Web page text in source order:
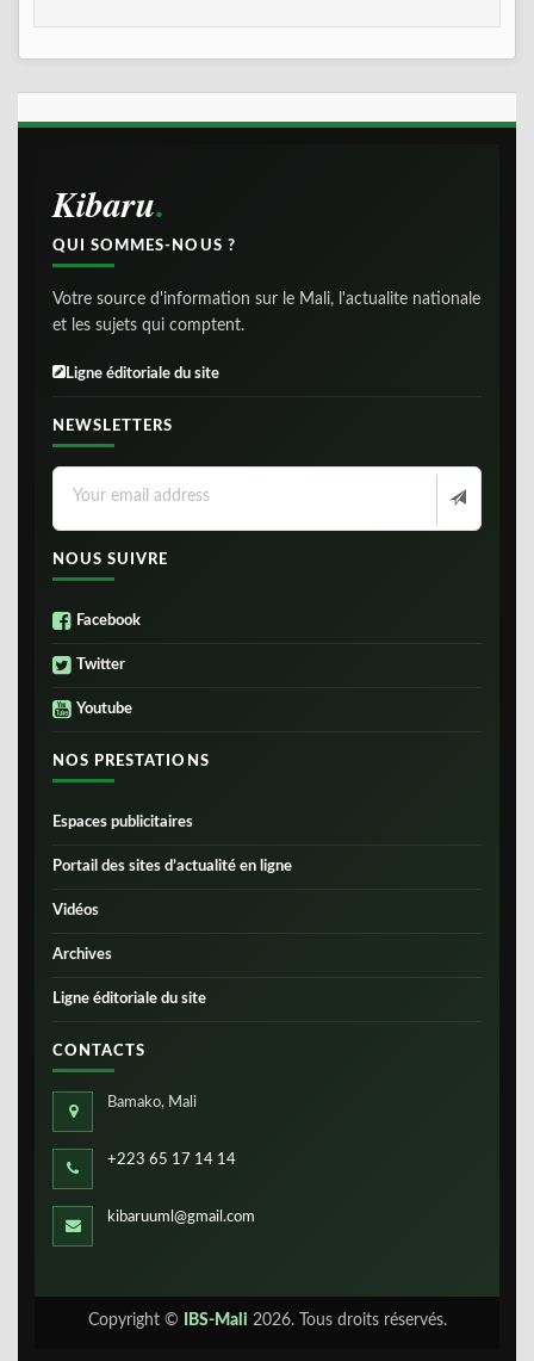
Kibaru
QUI SOMMES-NOUS ?
Votre source d'information sur le Mali, l'actualite nationale
et les sujets qui comptent.
Ligne éditoriale du site
NEWSLETTERS
NOUS SUIVRE
Facebook
Twitter
Youtube
NOS PRESTATIONS
Espaces publicitaires
Portail des sites d’actualité en ligne
Vidéos
Archives
Ligne éditoriale du site
CONTACTS
Bamako, Mali
+223 65 17 14 14
kibaruuml@gmail.com
Copyright © IBS-Mali 2026. Tous droits réservés.